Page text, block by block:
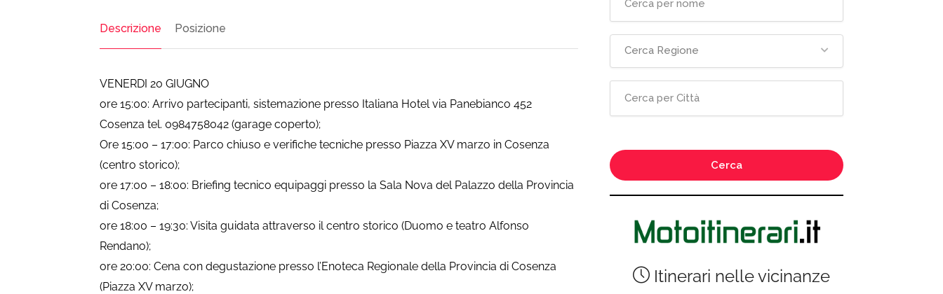
Descrizione Posizione
VENERDI 20 GIUGNO
ore 15:00: Arrivo partecipanti, sistemazione presso Italiana Hotel via Panebianco 452
Cosenza tel. 0984758042 (garage coperto);
Ore 15:00 – 17:00: Parco chiuso e verifiche tecniche presso Piazza XV marzo in Cosenza
(centro storico);
ore 17:00 – 18:00: Briefing tecnico equipaggi presso la Sala Nova del Palazzo della Provincia
di Cosenza;
ore 18:00 – 19:30: Visita guidata attraverso il centro storico (Duomo e teatro Alfonso
Rendano);
ore 20:00: Cena con degustazione presso l’Enoteca Regionale della Provincia di Cosenza
(Piazza XV marzo);
Cerca Regione
Cerca
Itinerari nelle vicinanze